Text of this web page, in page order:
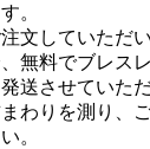
。
文していただ
無料でブレス
送させていただ
わりを測り、
。